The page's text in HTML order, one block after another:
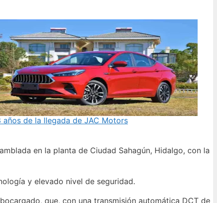
años de la llegada de JAC Motors
en la planta de Ciudad Sahagún, Hidalgo, con la
y elevado nivel de seguridad.
que, con una transmisión automática DCT de